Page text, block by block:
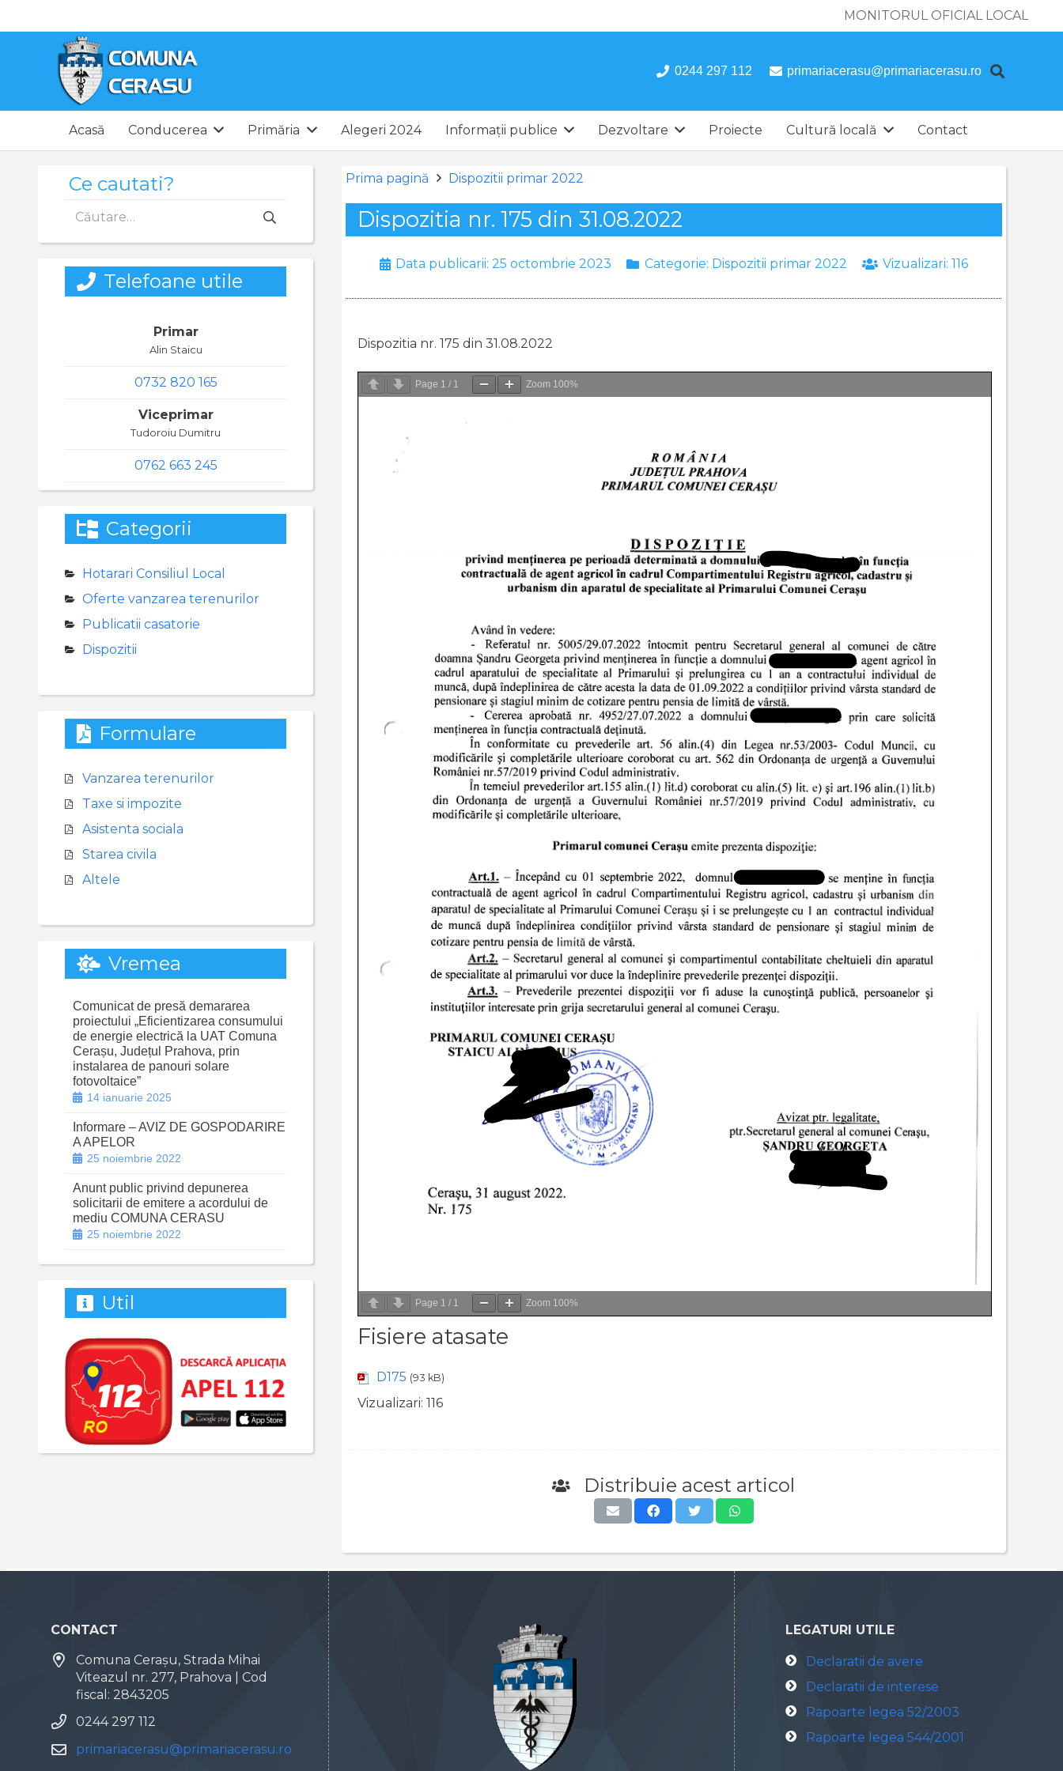
MONITORUL OFICIAL LOCAL
0244 297 112 primariacerasu@primariacerasu.ro
Acasă Conducerea Primăria Alegeri 2024 Informații publice Dezvoltare Proiecte Cultură locală Contact
Prima pagină Dispozitii primar 2022
Dispozitia nr. 175 din 31.08.2022
Data publicarii:25 octombrie 2023 Categorie: Dispozitii primar 2022 Vizualizari:116
Dispozitia nr. 175 din 31.08.2022
Page 1 / 1 Zoom 100%
Page 1 / 1 Zoom 100%
Fisiere atasate
D175 (93 kB)
Vizualizari: 116
Distribuie acest articol
Ce cautati?
după:
Telefoane utile
Primar
Alin Staicu
0732 820 165
Viceprimar
Tudoroiu Dumitru
0762 663 245
Categorii
Hotarari Consiliul Local
Oferte vanzarea terenurilor
Publicatii casatorie
Dispozitii
Formulare
Vanzarea terenurilor
Taxe si impozite
Asistenta sociala
Starea civila
Altele
Vremea
Comunicat de presă demararea
proiectului „Eficientizarea consumului
de energie electrică la UAT Comuna
Cerașu, Județul Prahova, prin
instalarea de panouri solare
fotovoltaice”
14 ianuarie 2025
Informare – AVIZ DE GOSPODARIRE
A APELOR
25 noiembrie 2022
Anunt public privind depunerea
solicitarii de emitere a acordului de
mediu COMUNA CERASU
25 noiembrie 2022
Util
CONTACT
Comuna Cerașu, Strada Mihai
Viteazul nr. 277, Prahova | Cod
fiscal: 2843205
0244 297 112
primariacerasu@primariacerasu.ro
LEGATURI UTILE
Declaratii de avere
Declaratii de interese
Rapoarte legea 52/2003
Rapoarte legea 544/2001